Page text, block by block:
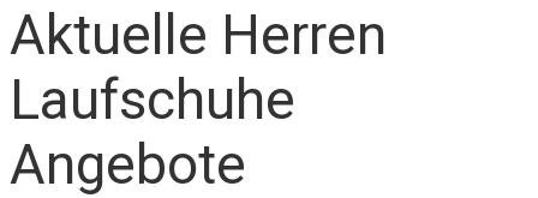
Aktuelle Herren
Laufschuhe
Angebote